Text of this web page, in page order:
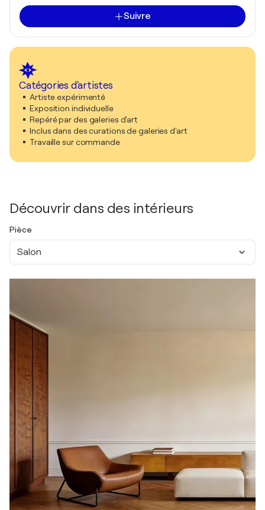
Suivre
Catégories d'artistes
Artiste expérimenté
Exposition individuelle
Repéré par des galeries d'art
Inclus dans des curations de galeries d'art
Travaille sur commande
Découvrir dans des intérieurs
Pièce
Salon